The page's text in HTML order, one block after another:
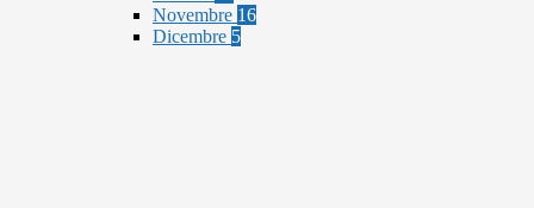
Novembre 16
Dicembre 5